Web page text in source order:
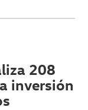
208
inversión